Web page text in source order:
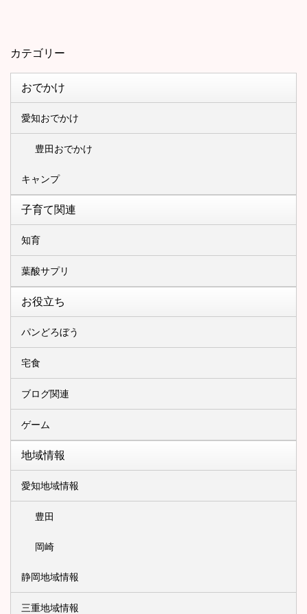
カテゴリー
おでかけ
愛知おでかけ
豊田おでかけ
キャンプ
子育て関連
知育
葉酸サプリ
お役立ち
パンどろぼう
宅食
ブログ関連
ゲーム
地域情報
愛知地域情報
豊田
岡崎
静岡地域情報
三重地域情報